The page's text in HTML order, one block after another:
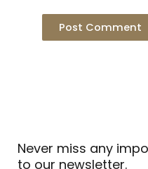
Never miss any
to our newsletter.